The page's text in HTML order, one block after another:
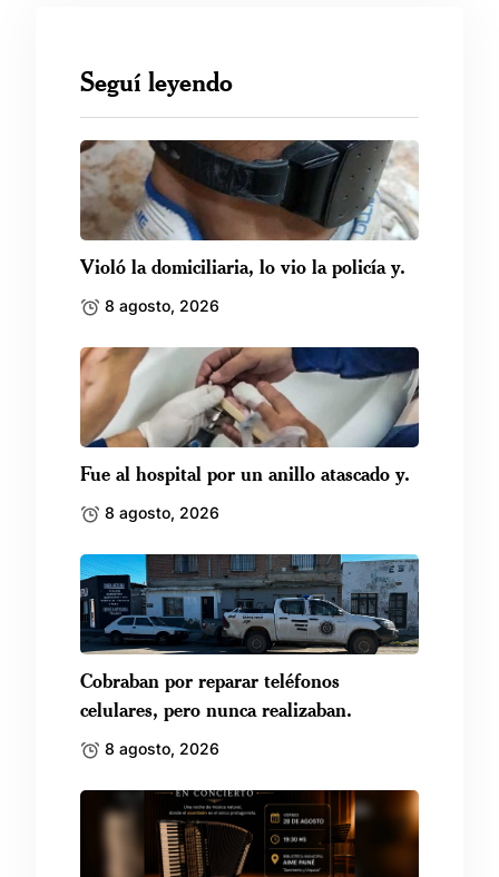
Seguí leyendo
Violó la domiciliaria, lo vio la policía y.
8 agosto, 2026
Fue al hospital por un anillo atascado y.
8 agosto, 2026
Cobraban por reparar teléfonos
celulares, pero nunca realizaban.
8 agosto, 2026